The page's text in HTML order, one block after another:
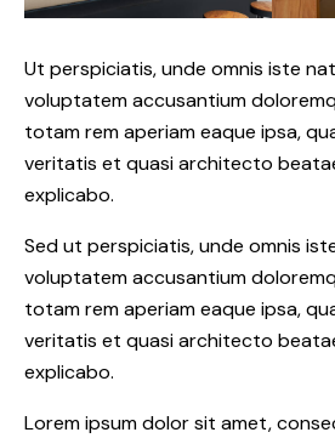
Ut perspiciatis, unde omnis iste
voluptatem accusantium
totam rem aperiam eaque ipsa,
veritatis et quasi architecto
explicabo.
Sed ut perspiciatis, unde omnis
voluptatem accusantium
totam rem aperiam eaque ipsa,
veritatis et quasi architecto
explicabo.
Lorem ipsum dolor sit amet,